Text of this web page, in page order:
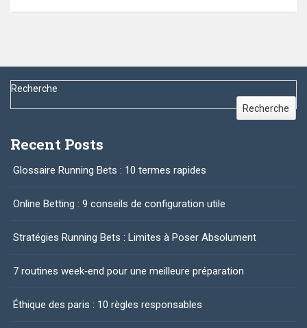
Recherche
Recherche
Recent Posts
Glossaire Running Bets : 10 termes rapides
Online Betting : 9 conseils de configuration utile
Stratégies Running Bets : Limites à Poser Absolument
7 routines week‑end pour une meilleure préparation
Éthique des paris : 10 règles responsables